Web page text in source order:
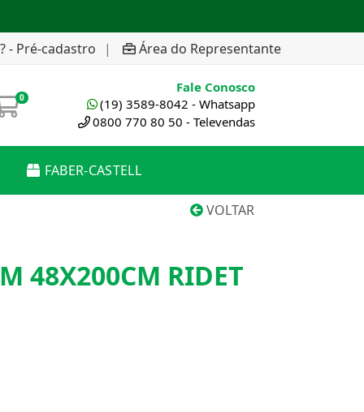
- Pré-cadastro | Área do Representante
0
Fale Conosco
(19) 3589-8042 - Whatsapp
0800 770 80 50 - Televendas
FABER-CASTELL
VOLTAR
48X200CM RIDET